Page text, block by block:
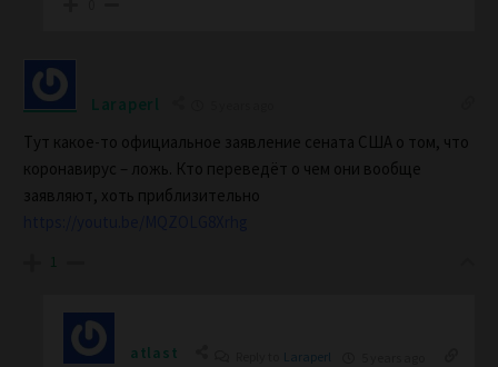
Laraperl
Тут какое-то официальное заявление сената США о том, что
коронавирус – ложь. Кто переведёт о чем они вообще
заявляют, хоть приблизительно
1
atlast Laraperl